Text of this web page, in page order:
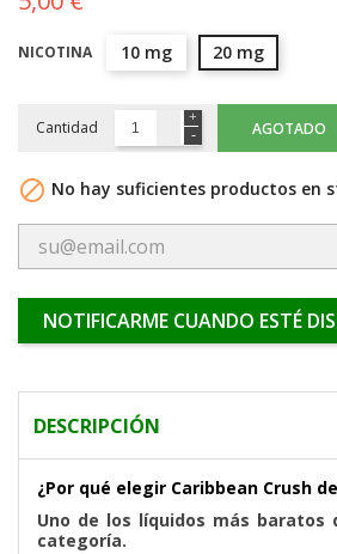
NICOTINA 10 mg 20 mg
Cantidad AGOTADO
 No hay suficientes productos en
NOTIFICARME CUANDO ESTÉ
DESCRIPCIÓN
¿Por qué elegir Caribbean Crush
Uno de los líquidos más baratos
categoría.